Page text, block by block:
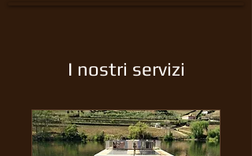
I nostri servizi